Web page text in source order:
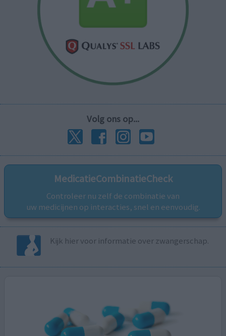
Volg ons op...
MedicatieCombinatieCheck
Controleer nu zelf de combinatie van
uw medicijnen op interacties, snel en eenvoudig.
Kijk hier voor informatie over zwangerschap.